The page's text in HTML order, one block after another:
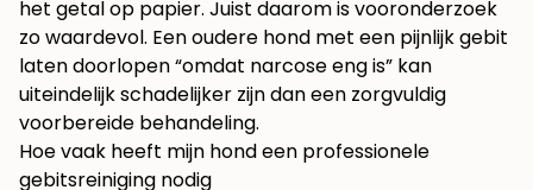
het getal op papier. Juist daarom is vooronderzoek
zo waardevol. Een oudere hond met een pijnlijk gebit
laten doorlopen “omdat narcose eng is” kan
uiteindelijk schadelijker zijn dan een zorgvuldig
voorbereide behandeling.
Hoe vaak heeft mijn hond een professionele
gebitsreiniging nodig